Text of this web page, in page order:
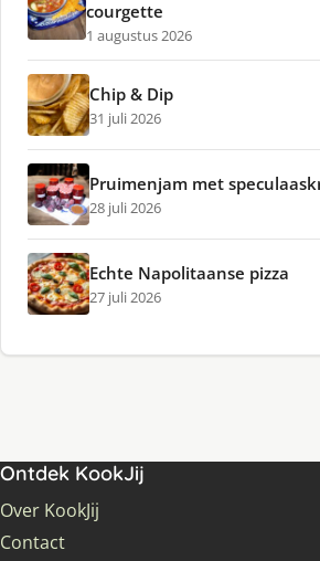
courgette
1 augustus 2026
Chip & Dip
31 juli 2026
Pruimenjam met
28 juli 2026
Echte Napolitaanse pizza
27 juli 2026
Ontdek KookJij
Over KookJij
Contact